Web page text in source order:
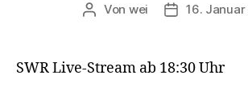
Beitragsautor
Von wei 16.
SWR Live-Stream ab 18:30 Uhr